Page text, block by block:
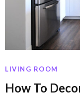
LIVING ROOM
How To